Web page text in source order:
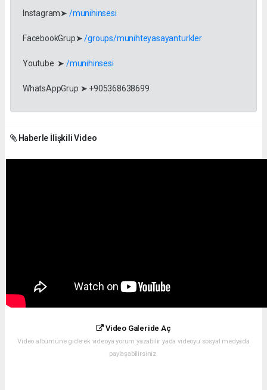
Instagram➤ /munihinsesi
FacebookGrup➤/groups/munihteyasayanturkler
Youtube ➤ /munihinsesi
WhatsAppGrup ➤ +905368638699
Haberle İlişkili Video
Video Galeride Aç
Video albümüne giderek videoya yorum yazabilir yada videoyu sosyal medyada
paylaşabilirsiniz.